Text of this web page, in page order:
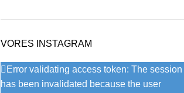
VORES INSTAGRAM
Error validating access token: The session
has been invalidated because the user